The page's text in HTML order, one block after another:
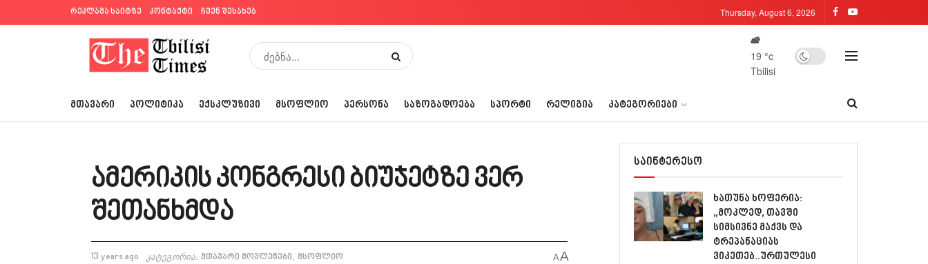
რეკლამა საიტზე კონტაქტი ჩვენ შესახებ Thursday, August 6, 2026
19 °c
Tbilisi
ᲛᲗᲐᲕᲐᲠᲘ ᲞᲝᲚᲘᲢᲘᲙᲐ ᲔᲥᲡᲙᲚᲣᲖᲘᲕᲘ ᲛᲡᲝᲤᲚᲘᲝ ᲞᲔᲠᲡᲝᲜᲐ ᲡᲐᲖᲝᲒᲐᲓᲝᲔᲑᲐ ᲡᲞᲝᲠᲢᲘ ᲠᲔᲚᲘᲒᲘᲐ ᲙᲐᲢᲔᲒᲝᲠᲘᲔᲑᲘ
ამერიკის კონგრესი ბიუჯეტზე ვერ
შეთანხმდა
13 years ago კატეგორია: მთავარი მოვლენები, მსოფლიო AA
საინტერესო
ხათუნა ხოფერია:
„მოკლედ, თავში
სიმსივნე მაქვს და
ტრეპანაციას
ვიკეთებ..ურთულესი